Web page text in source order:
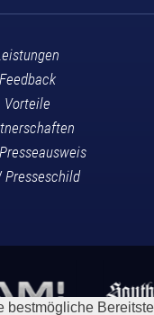
bestmögliche
Feedback
Vorteile
Presseschild